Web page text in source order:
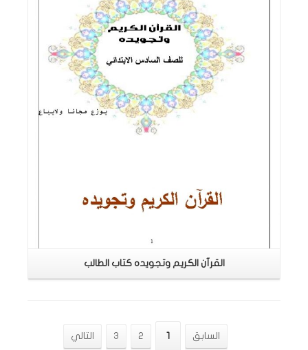
اقرأ المزيد
القرآن الكريم وتجويده كتاب الطالب
السابق 1
2
3 التالي